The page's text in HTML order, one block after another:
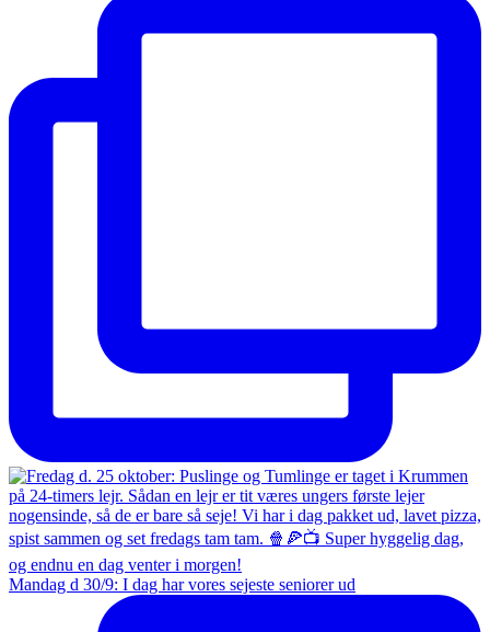
Mandag d 30/9: I dag har vores sejeste seniorer ud